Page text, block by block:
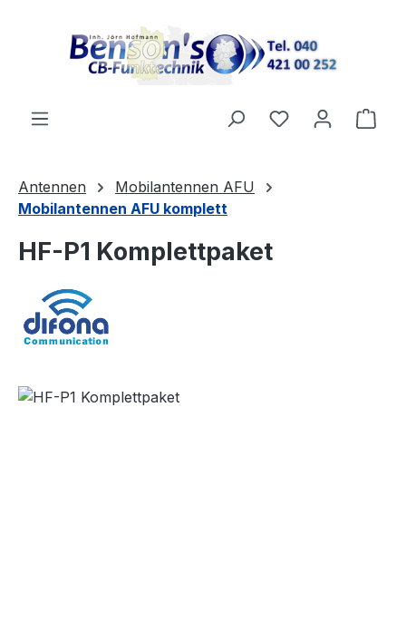
Antennen
Mobilantennen AFU
Mobilantennen AFU komplett
HF-P1 Komplettpaket
Bildergalerie überspringen